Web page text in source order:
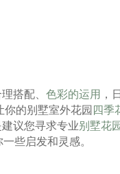
搭配、 色彩的运用 ，
的别墅室外花园 四季
议您寻求专业别墅花
些启发和灵感。